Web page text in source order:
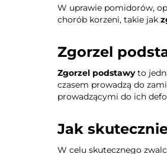
W uprawie pomidorów,
chorób korzeni, takie jak
Zgorzel
Zgorzel podstawyto
czasem prowadzą do
prowadzącymi do ich
Jak
W celu skutecznego